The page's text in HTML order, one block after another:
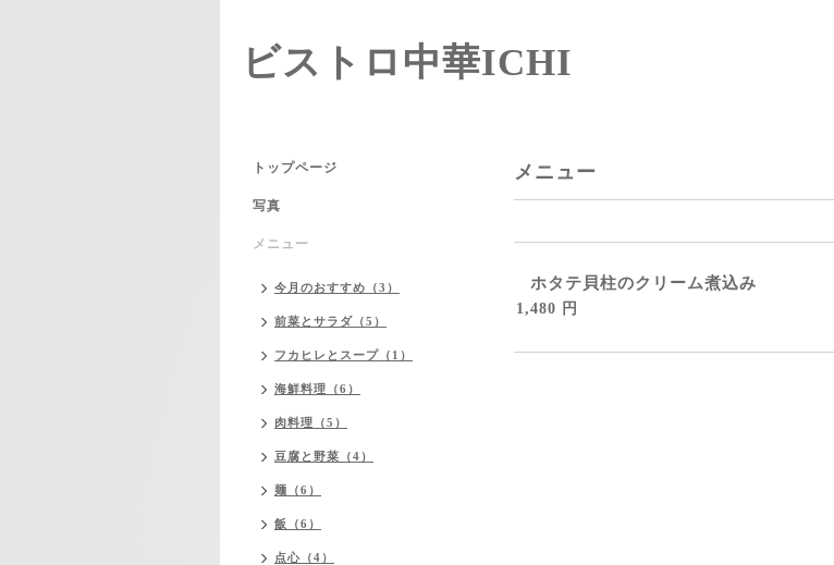
ビストロ中華ICHI
メニュー
ホタテ貝柱のクリーム煮込み
1,480 円
トップページ
写真
メニュー
今月のおすすめ（3）
前菜とサラダ（5）
フカヒレとスープ（1）
海鮮料理（6）
肉料理（5）
豆腐と野菜（4）
麺（6）
飯（6）
点心（4）